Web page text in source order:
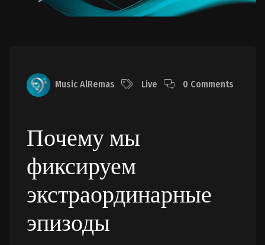
Music AlRemas Live 0 Comments
Почему мы
фиксируем
экстраординарные
эпизоды